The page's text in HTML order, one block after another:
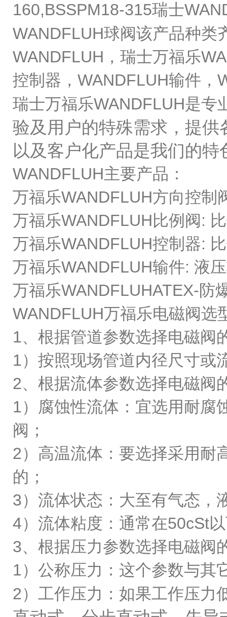
160,BSSPM18-315瑞士
WANDFLUH球阀该产品种类
WANDFLUH，瑞士万福乐
控制器，WANDFLUH输件，
瑞士万福乐WANDFLUH是专
验及用户的特殊需求，提
以及客户化产品是我们的特
WANDFLUH主要产品：
万福乐WANDFLUH方向控制
万福乐WANDFLUH比例阀:
万福乐WANDFLUH控制器:
万福乐WANDFLUH输件: 液
万福乐WANDFLUHATEX-防
WANDFLUH万福乐电磁阀选
1、根据管道参数选择电磁
1）按照现场管道内径尺寸
2、根据流体参数选择电磁阀
1）腐蚀性流体：宜选用耐腐
阀；
2）高温流体：要选择采用耐
的；
3）流体状态：大至有气态，
4）流体粘度：通常在50cSt
3、根据压力参数选择电磁阀
1）公称压力：这个参数与其
2）工作压力：如果工作压力